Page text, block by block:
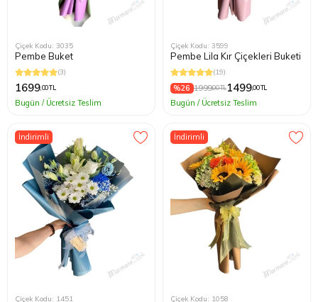
Çiçek Kodu: 3035
Pembe Buket
(3)
1699,00 TL
Bugün / Ücretsiz Teslim
Çiçek Kodu: 3599
Pembe Lila Kır Çiçekleri Buketi
(19)
%26 1999,00 TL1499,00 TL
Bugün / Ücretsiz Teslim
İndirimli
Çiçek Kodu: 1451
İndirimli
Çiçek Kodu: 1058